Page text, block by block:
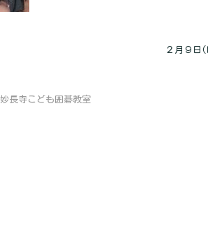
２月９日(
妙長寺こども囲碁教室